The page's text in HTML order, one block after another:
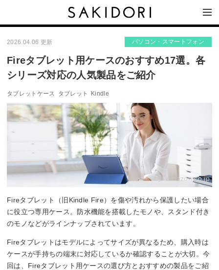
2026.04.06 更新 パソコン・スマートフォン
Fireタブレット用ケースのおすすめ17選。各
シリーズ対応の人気製品をご紹介
タブレットケース タブレット Kindle
By: amazon.co.jp
Fireタブレット（旧Kindle Fire）を傷や汚れから保護したい場合
に役立つ専用ケース。防水機能を搭載したモノや、スタンド付き
のモノなどがラインナップされています。
Fireタブレットはモデルによってサイズが異なるため、購入時は
ケースが手持ちの端末に対応しているか確認することが大切。今
回は、Fireタブレット用ケースの選び方とおすすめの製品をご紹